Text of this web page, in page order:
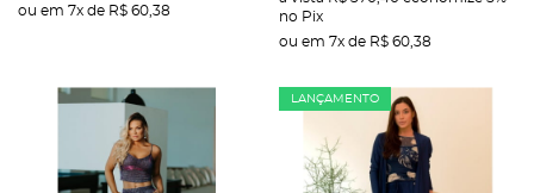
ou em 7x de R$ 60,38
no Pix
ou em 7x de R$ 60,38
LANÇAMENTO